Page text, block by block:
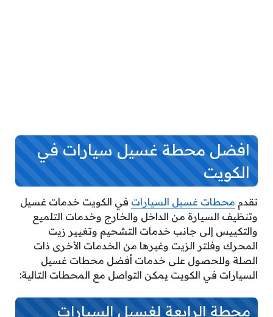
افضل محطة غسيل سيارات في
الكويت
تقدم محطات غسيل السيارات في الكويت خدمات غسيل
وتنظيف السيارة من الداخل والخارج وخدمات التلميع
والتكييس إلى جانب خدمات التشحيم وتغيير زيت
المحرك وفلتر الزيت وغيرها من الخدمات الأخرى ذات
الصلة وللحصول على خدمات أفضل محطات غسيل
السيارات في الكويت يمكن التواصل مع المحطات التالية:
محطة الرابعة لغسيل السيارات